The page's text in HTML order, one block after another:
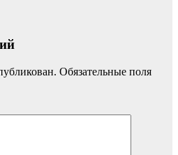
Обязательные поля